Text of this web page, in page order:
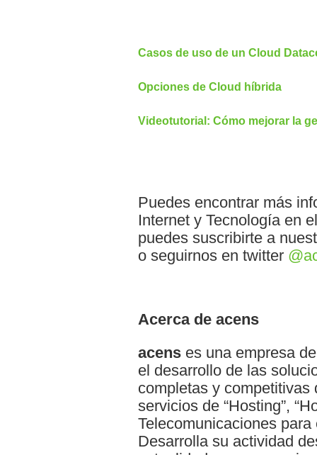
Casos de uso de un Cloud
Opciones de Cloud híbrida
Videotutorial: Cómo mejorar la
Puedes encontrar más
Internet y Tecnología en
puedes suscribirte a
o seguirnos en twitter
Acerca de acens
acens es una empresa
el desarrollo de las
completas y competitivas
servicios de “Hosting”,
Telecomunicaciones
Desarrolla su actividad